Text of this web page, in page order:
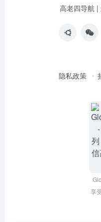
高老四导航 |
隐私政策
享